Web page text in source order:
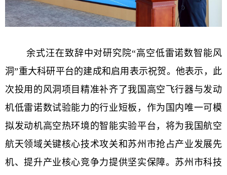
余式汪在致辞中对研究院“高空低雷诺数智能风
洞”重大科研平台的建成和启用表示祝贺。他表示 ，此
次投用的风洞项目精准补齐了我国高空飞行器与发动
机低雷诺数试验能力的行业短板， 作为 国内唯一可模
拟发动机高空热环境的智能实验平台，将为我国航空
航天领域关键核心技术攻关和苏州市抢占产业发展先
机、提升产业核心竞争力提供坚实保障。苏州市科技